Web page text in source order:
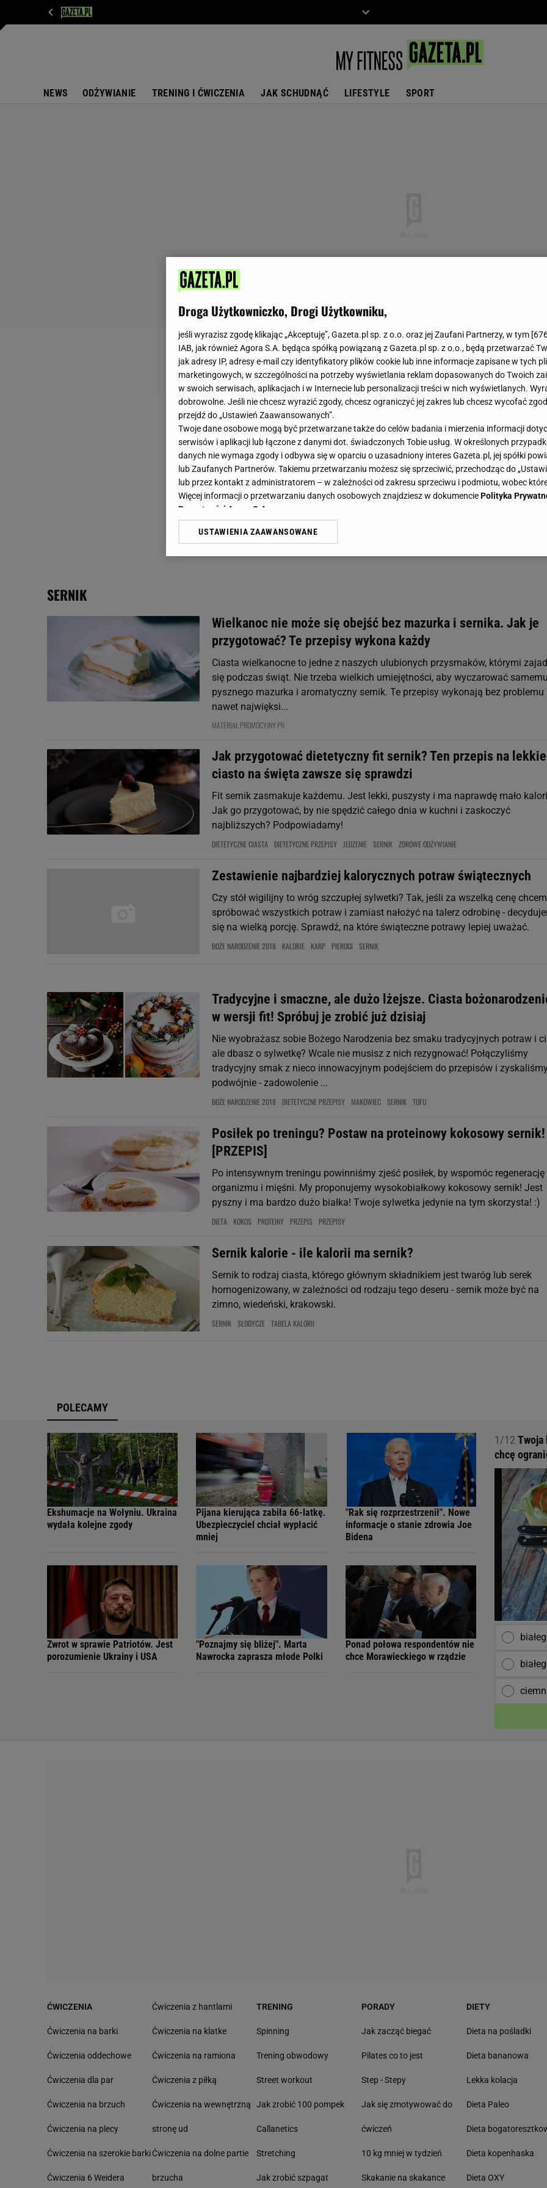
NEWS ODŻYWIANIE TRENING I ĆWICZENIA JAK SCHUDNĄĆ LIFESTYLE SPORT
SERNIK
Wielkanoc nie może się obejść bez mazurka i sernika. Jak je
przygotować? Te przepisy wykona każdy
Ciasta wielkanocne to jedne z naszych ulubionych przysmaków, którymi
się podczas świąt. Nie trzeba wielkich umiejętności, aby wyczarować samemu
pysznego mazurka i aromatyczny sernik. Te przepisy wykonają bez problemu
nawet najwięksi...
MATERIAŁ PROMOCYJNY PR
Jak przygotować dietetyczny fit sernik? Ten przepis na lekkie
ciasto na święta zawsze się sprawdzi
Fit sernik zasmakuje każdemu. Jest lekki, puszysty i ma naprawdę mało
Jak go przygotować, by nie spędzić całego dnia w kuchni i zaskoczyć
najbliższych? Podpowiadamy!
DIETETYCZNE CIASTA DIETETYCZNE PRZEPISY JEDZENIE SERNIK ZDROWE ODŻYWIANIE
Zestawienie najbardziej kalorycznych potraw świątecznych
Czy stół wigilijny to wróg szczupłej sylwetki? Tak, jeśli za wszelką cenę
spróbować wszystkich potraw i zamiast nałożyć na talerz odrobinę -
się na wielką porcję. Sprawdź, na które świąteczne potrawy lepiej uważać.
BOŻE NARODZENIE 2018 KALORIE KARP PIEROGI SERNIK
Tradycyjne i smaczne, ale dużo lżejsze. Ciasta
w wersji fit! Spróbuj je zrobić już dzisiaj
Nie wyobrażasz sobie Bożego Narodzenia bez smaku tradycyjnych potraw i
ale dbasz o sylwetkę? Wcale nie musisz z nich rezygnować! Połączyliśmy
tradycyjny smak z nieco innowacyjnym podejściem do przepisów i
podwójnie - zadowolenie ...
BOŻE NARODZENIE 2018 DIETETYCZNE PRZEPISY MAKOWIEC SERNIK TOFU
Posiłek po treningu? Postaw na proteinowy kokosowy sernik!
[PRZEPIS]
Po intensywnym treningu powinniśmy zjeść posiłek, by wspomóc regenerację
organizmu i mięśni. My proponujemy wysokobiałkowy kokosowy sernik! Jest
pyszny i ma bardzo dużo białka! Twoje sylwetka jedynie na tym skorzysta! :)
DIETA KOKOS PROTEINY PRZEPIS PRZEPISY
Sernik kalorie - ile kalorii ma sernik?
Sernik to rodzaj ciasta, którego głównym składnikiem jest twaróg lub serek
homogenizowany, w zależności od rodzaju tego deseru - sernik może być na
zimno, wiedeński, krakowski.
SERNIK SŁODYCZE TABELA KALORII
POLECAMY
Ekshumacje na Wołyniu. Ukraina
wydała kolejne zgody
Pijana kierująca zabiła 66-latkę.
Ubezpieczyciel chciał wypłacić
mniej
"Rak się rozprzestrzenił". Nowe
informacje o stanie zdrowia Joe
Bidena
Zwrot w sprawie Patriotów. Jest
porozumienie Ukrainy i USA
"Poznajmy się bliżej". Marta
Nawrocka zaprasza młode Polki
Ponad połowa respondentów nie
chce Morawieckiego w rządzie
1/12 Twoja
chcę
ĆWICZENIA
Ćwiczenia na barki
Ćwiczenia oddechowe
Ćwiczenia dla par
Ćwiczenia na brzuch
Ćwiczenia na plecy
Ćwiczenia na szerokie barki
Ćwiczenia 6 Weidera
Ćwiczenia z hantlami
Ćwiczenia na klatke
Ćwiczenia na ramiona
Ćwiczenia z piłką
Ćwiczenia na wewnętrzną
stronę ud
Ćwiczenia na dolne partie
brzucha
TRENING
Spinning
Trening obwodowy
Street workout
Jak zrobić 100 pompek
Callanetics
Stretching
Jak zrobić szpagat
PORADY
Jak zacząć biegać
Pilates co to jest
Step - Stepy
Jak się zmotywować do
ćwiczeń
10 kg mniej w tydzień
Skakanie na skakance
DIETY
Dieta na pośladki
Dieta bananowa
Lekka kolacja
Dieta Paleo
Dieta
Dieta kopenhaska
Dieta OXY
Droga Użytkowniczko, Drogi Użytkowniku,
jeśli wyrazisz zgodę klikając „Akceptuję”, Gazeta.pl sp. z o.o. oraz jej Zaufani Partnerzy, w tym [
IAB, jak również Agora S.A. będąca spółką powiązaną z Gazeta.pl sp. z o.o., będą przetwarzać
jak adresy IP, adresy e-mail czy identyfikatory plików cookie lub inne informacje zapisane w tych
marketingowych, w szczególności na potrzeby wyświetlania reklam dopasowanych do Twoich
w swoich serwisach, aplikacjach i w Internecie lub personalizacji treści w nich wyświetlanych.
dobrowolne. Jeśli nie chcesz wyrazić zgody, chcesz ograniczyć jej zakres lub chcesz wycofać
przejdź do „Ustawień Zaawansowanych”.
Twoje dane osobowe mogą być przetwarzane także do celów badania i mierzenia informacji
serwisów i aplikacji lub łączone z danymi dot. świadczonych Tobie usług. W określonych
danych nie wymaga zgody i odbywa się w oparciu o uzasadniony interes Gazeta.pl, jej spółki
lub Zaufanych Partnerów. Takiemu przetwarzaniu możesz się sprzeciwić, przechodząc do
lub przez kontakt z administratorem – w zależności od zakresu sprzeciwu i podmiotu, wobec
Więcej informacji o przetwarzaniu danych osobowych znajdziesz w dokumenciePolityka
Prywatności Agora S.A.
Klikając „Akceptuję” wyrażasz też zgodę na zainstalowanie i przechowywanie plików cookie
My, nasi Zaufani Partnerzy i Agora S.A. możemy przetwarzać dane osobowe w następujących
Użycie dokładnych danych geolokalizacyjnych. Aktywne skanowanie charakterystyki urządzenia
Przechowywanie informacji na urządzeniu lub dostęp do nich. Spersonalizowane reklamy i treści,
badnie odbiorców i ulepszanie usług.
USTAWIENIA ZAAWANSOWANE